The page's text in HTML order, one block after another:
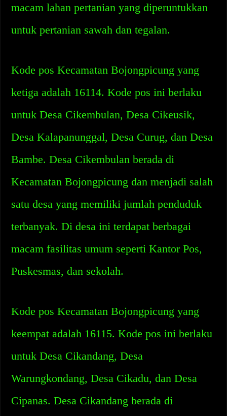
macam lahan pertanian yang diperuntukkan
untuk pertanian sawah dan tegalan.
Kode pos Kecamatan Bojongpicung yang
ketiga adalah 16114. Kode pos ini berlaku
untuk Desa Cikembulan, Desa Cikeusik,
Desa Kalapanunggal, Desa Curug, dan Desa
Bambe. Desa Cikembulan berada di
Kecamatan Bojongpicung dan menjadi salah
satu desa yang memiliki jumlah penduduk
terbanyak. Di desa ini terdapat berbagai
macam fasilitas umum seperti Kantor Pos,
Puskesmas, dan sekolah.
Kode pos Kecamatan Bojongpicung yang
keempat adalah 16115. Kode pos ini berlaku
untuk Desa Cikandang, Desa
Warungkondang, Desa Cikadu, dan Desa
Cipanas. Desa Cikandang berada di